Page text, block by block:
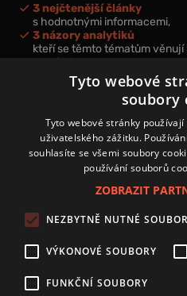
3 nejčtenější články
s hodnotnými informacemi,
3 názory analytiků
kteří se těmto tématům věnují
nová videa a podcasty
k prohloubení vašich znalostí.
Přihlášením k newsletteru
zpracování osobních údajů.
Zásady používání souborů cookies
Autoři
Nastavení cookies
Tyto webové
soubory
Tyto webové stránky
uživatelského zážitku.
souhlasíte se všemi soubory
používání souborů
ZOBRAZIT
NEZBYTNĚ NUTNÉ
VÝKONOVÉ SOUBORY
FUNKČNÍ SOUBORY